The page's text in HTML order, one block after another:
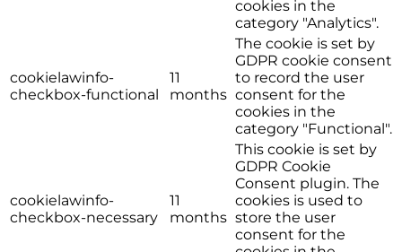
cookies in the
category "Analytics".
cookielawinfo-
checkbox-functional
11
months
The cookie is set by
GDPR cookie consent
to record the user
consent for the
cookies in the
category "Functional".
cookielawinfo-
checkbox-necessary
11
months
This cookie is set by
GDPR Cookie
Consent plugin. The
cookies is used to
store the user
consent for the